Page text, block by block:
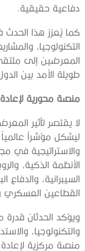
دفاعية حقيقية.
كما يُعزز هذا الحدث
التكنولوجيا،
المعرضين إلى
طويلة الأمد بين
منصة محورية لإعادة
لا يقتصر تأثير
ليشكل مؤشراً عالمياً
والاستراتيجية في
الأنظمة الذكية،
السيبرانية،
القطاعين العسكري
ويؤكد الحدثان قدرة
والتكنولوجيا،
منصة مركزية